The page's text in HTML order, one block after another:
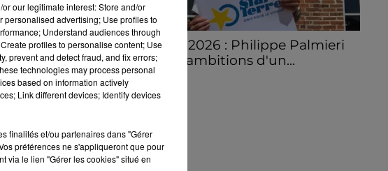
Stars'Terre 2026 : Philippe Palmieri
dévoile les ambitions d'un...
À quelques semaines de la première
édition de Stars'Terre, organisée du 18 au 20
our legitimate interest: Store and/or
personalised advertising; Use profiles to
Understand audiences through
profiles to personalise content; Use
prevent and detect fraud, and fix errors;
technologies may process personal
based on information actively
Link different devices; Identify devices
finalités et/ou partenaires dans "Gérer
préférences ne s'appliqueront que pour
via le lien "Gérer les cookies" situé en